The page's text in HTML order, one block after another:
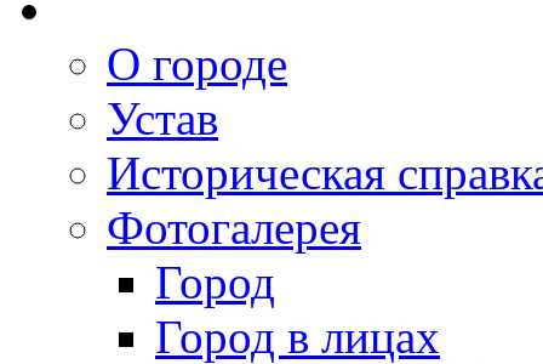
О городе
Устав
Историческая
Фотогалерея
Город
Город в лицах